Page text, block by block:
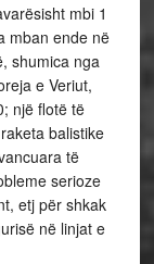
mbi 1
mban ende në
shumica nga
e Veriut,
një flotë të
balistike
të
serioze
etj për shkak
në linjat e